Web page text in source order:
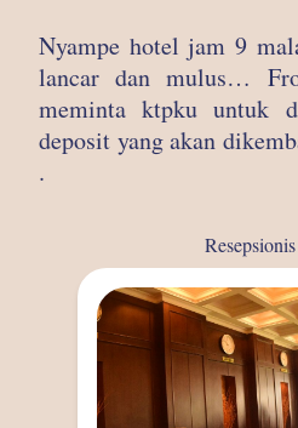
Nyampe hotel jam 9
lancar dan mulus…
meminta ktpku untuk
deposit yang akan
.